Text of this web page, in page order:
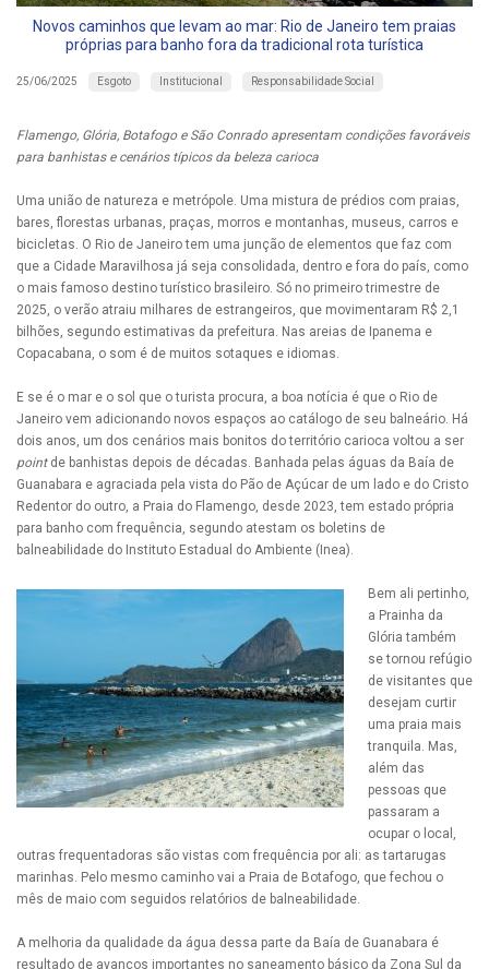
Novos caminhos que levam ao mar: Rio de Janeiro tem praias
próprias para banho fora da tradicional rota turística
25/06/2025 Esgoto Institucional Responsabilidade Social
Flamengo, Glória, Botafogo e São Conrado apresentam condições favoráveis
para banhistas e cenários típicos da beleza carioca
Uma união de natureza e metrópole. Uma mistura de prédios com praias,
bares, florestas urbanas, praças, morros e montanhas, museus, carros e
bicicletas. O Rio de Janeiro tem uma junção de elementos que faz com
que a Cidade Maravilhosa já seja consolidada, dentro e fora do país, como
o mais famoso destino turístico brasileiro. Só no primeiro trimestre de
2025, o verão atraiu milhares de estrangeiros, que movimentaram R$ 2,1
bilhões, segundo estimativas da prefeitura. Nas areias de Ipanema e
Copacabana, o som é de muitos sotaques e idiomas.
E se é o mar e o sol que o turista procura, a boa notícia é que o Rio de
Janeiro vem adicionando novos espaços ao catálogo de seu balneário. Há
dois anos, um dos cenários mais bonitos do território carioca voltou a ser
pointde banhistas depois de décadas. Banhada pelas águas da Baía de
Guanabara e agraciada pela vista do Pão de Açúcar de um lado e do Cristo
Redentor do outro, a Praia do Flamengo, desde 2023, tem estado própria
para banho com frequência, segundo atestam os boletins de
balneabilidade do Instituto Estadual do Ambiente (Inea).
Bem ali pertinho,
a Prainha da
Glória também
se tornou refúgio
de visitantes que
desejam curtir
uma praia mais
tranquila. Mas,
além das
pessoas que
passaram a
ocupar o local,
outras frequentadoras são vistas com frequência por ali: as tartarugas
marinhas. Pelo mesmo caminho vai a Praia de Botafogo, que fechou o
mês de maio com seguidos relatórios de balneabilidade.
A melhoria da qualidade da água dessa parte da Baía de Guanabara é
resultado de avanços importantes no saneamento básico da Zona Sul da